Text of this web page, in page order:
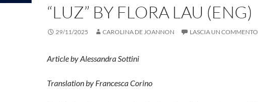
“LUZ” BY FLORA LAU (ENG)
29/11/2025 CAROLINA DE JOANNON LASCIA UN COMMENTO
Article by Alessandra Sottini
Translation by Francesca Corino